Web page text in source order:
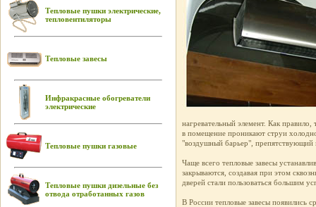
Тепловые пушки электрические,
тепловентиляторы
Тепловые завесы
Инфракрасные обогреватели
электрические
Тепловые пушки газовые
Тепловые пушки дизельные без
отвода отработанных газов
нагревательный элемент. Как
в помещение проникают струи
"воздушный барьер", препятствующий
Чаще всего тепловые завесы
закрываются, создавая при этом
дверей стали пользоваться большим
В России тепловые завесы появились